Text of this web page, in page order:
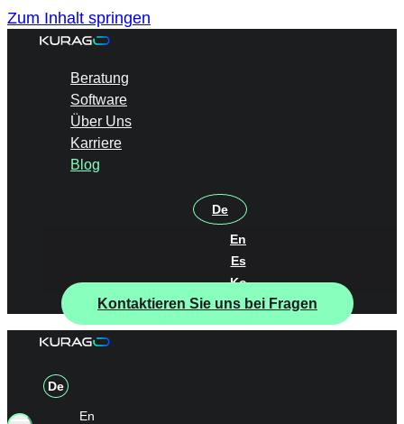
Zum Inhalt springen
Beratung
Software
Über Uns
Karriere
Blog
De
En
Es
Ko
Kontaktieren Sie uns bei Fragen
De
En